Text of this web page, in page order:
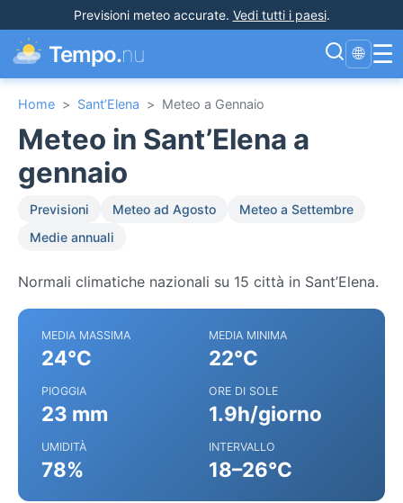
Previsioni meteo accurate. Vedi tutti i paesi.
Tempo.nu 🌐 ☰
Home > Sant’Elena > Meteo a Gennaio
Meteo in Sant’Elena a
gennaio
Previsioni Meteo ad Agosto
Meteo a Settembre
Medie annuali
Normali climatiche nazionali su 15 città in Sant’Elena.
MEDIA MASSIMA
24°C
MEDIA MINIMA
22°C
PIOGGIA
23 mm
ORE DI SOLE
1.9h/giorno
UMIDITÀ
78%
INTERVALLO
18–26°C